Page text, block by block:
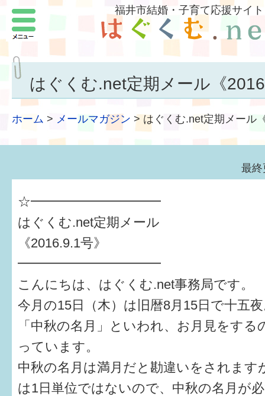
福井市結婚・子育て応援サイト
はぐくむ.net定期メール《
ホーム > メールマガジン > はぐくむ.net定期メール
最終
☆━━━━━━━━━━
はぐくむ.net定期メール
《2016.9.1号》
━━━━━━━━━━━
こんにちは、はぐくむ.net事務局です。
今月の15日（木）は旧暦8月15日で十五
「中秋の名月」といわれ、お月見をす
っています。
中秋の名月は満月だと勘違いをされます
は1日単位ではないので、中秋の名月が
メニュー
結婚したい
子どもがほしい
子どもを育てよう
もしものときの緊急連絡先
届出・手当・助成
仲間づくり・遊び場
子どもを預けたい
入園・入学
相談したい